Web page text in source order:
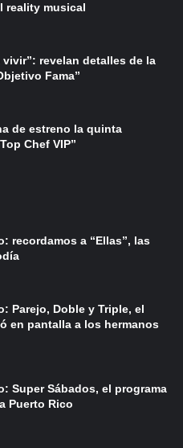
reality musical
vivir”: revelan detalles de la
Fama”
de estreno la quinta
Chef VIP”
recordamos a “Ellas”, las
Parejo, Doble y Triple, el
en pantalla a los hermanos
Super Sábados, el programa
Puerto Rico